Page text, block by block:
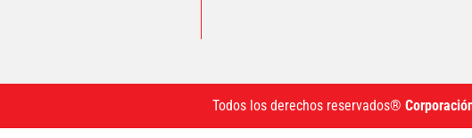
Todos los derechos reservados®